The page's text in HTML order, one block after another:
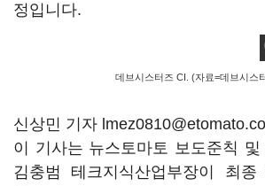
정입니다.
데브시스터즈 CI. (자료=데브시스
신상민 기자
이 기사는 뉴스토마토 보도준칙
김충범 테크지식산업부장이 최종